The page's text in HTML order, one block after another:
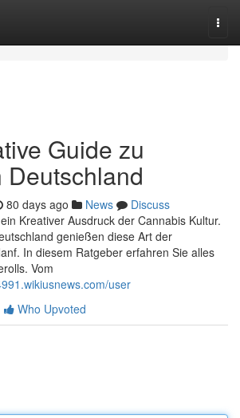
Guide zu
Deutschland
80 days ago News
Discuss
Kreativer Ausdruck der Cannabis Kultur.
genießen diese Art der
In diesem Ratgeber erfahren Sie alles
Vom
user
Who Upvoted